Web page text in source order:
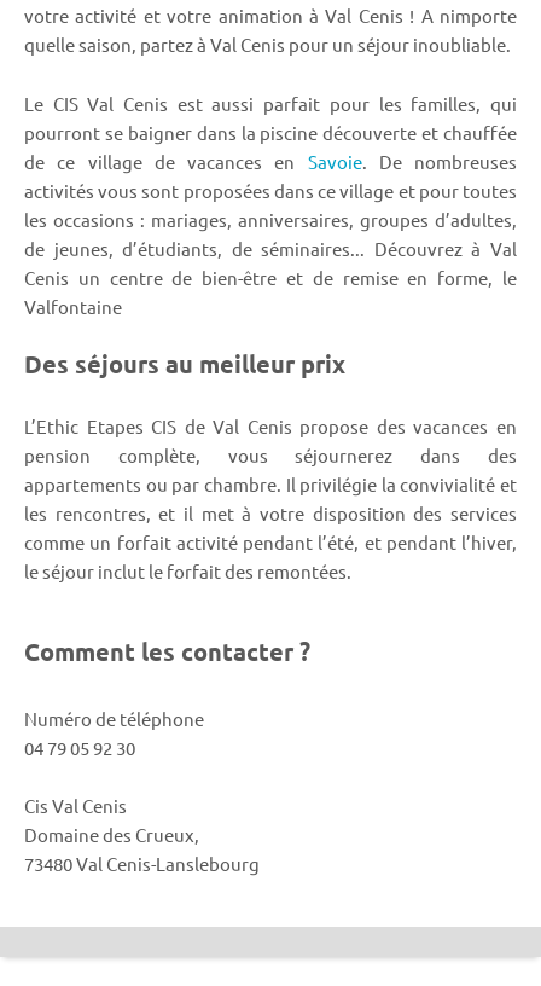
votre activité et votre animation à Val Cenis ! A nimporte
quelle saison, partez à Val Cenis pour un séjour inoubliable.
Le CIS Val Cenis est aussi parfait pour les familles, qui
pourront se baigner dans la piscine découverte et chauffée
de ce village de vacances en Savoie. De nombreuses
activités vous sont proposées dans ce village et pour toutes
les occasions : mariages, anniversaires, groupes d’adultes,
de jeunes, d’étudiants, de séminaires... Découvrez à Val
Cenis un centre de bien-être et de remise en forme, le
Valfontaine
Des séjours au meilleur prix
L’Ethic Etapes CIS de Val Cenis propose des vacances en
pension complète, vous séjournerez dans des
appartements ou par chambre. Il privilégie la convivialité et
les rencontres, et il met à votre disposition des services
comme un forfait activité pendant l’été, et pendant l’hiver,
le séjour inclut le forfait des remontées.
Comment les contacter ?
Numéro de téléphone
04 79 05 92 30
Cis Val Cenis
Domaine des Crueux,
73480 Val Cenis-Lanslebourg